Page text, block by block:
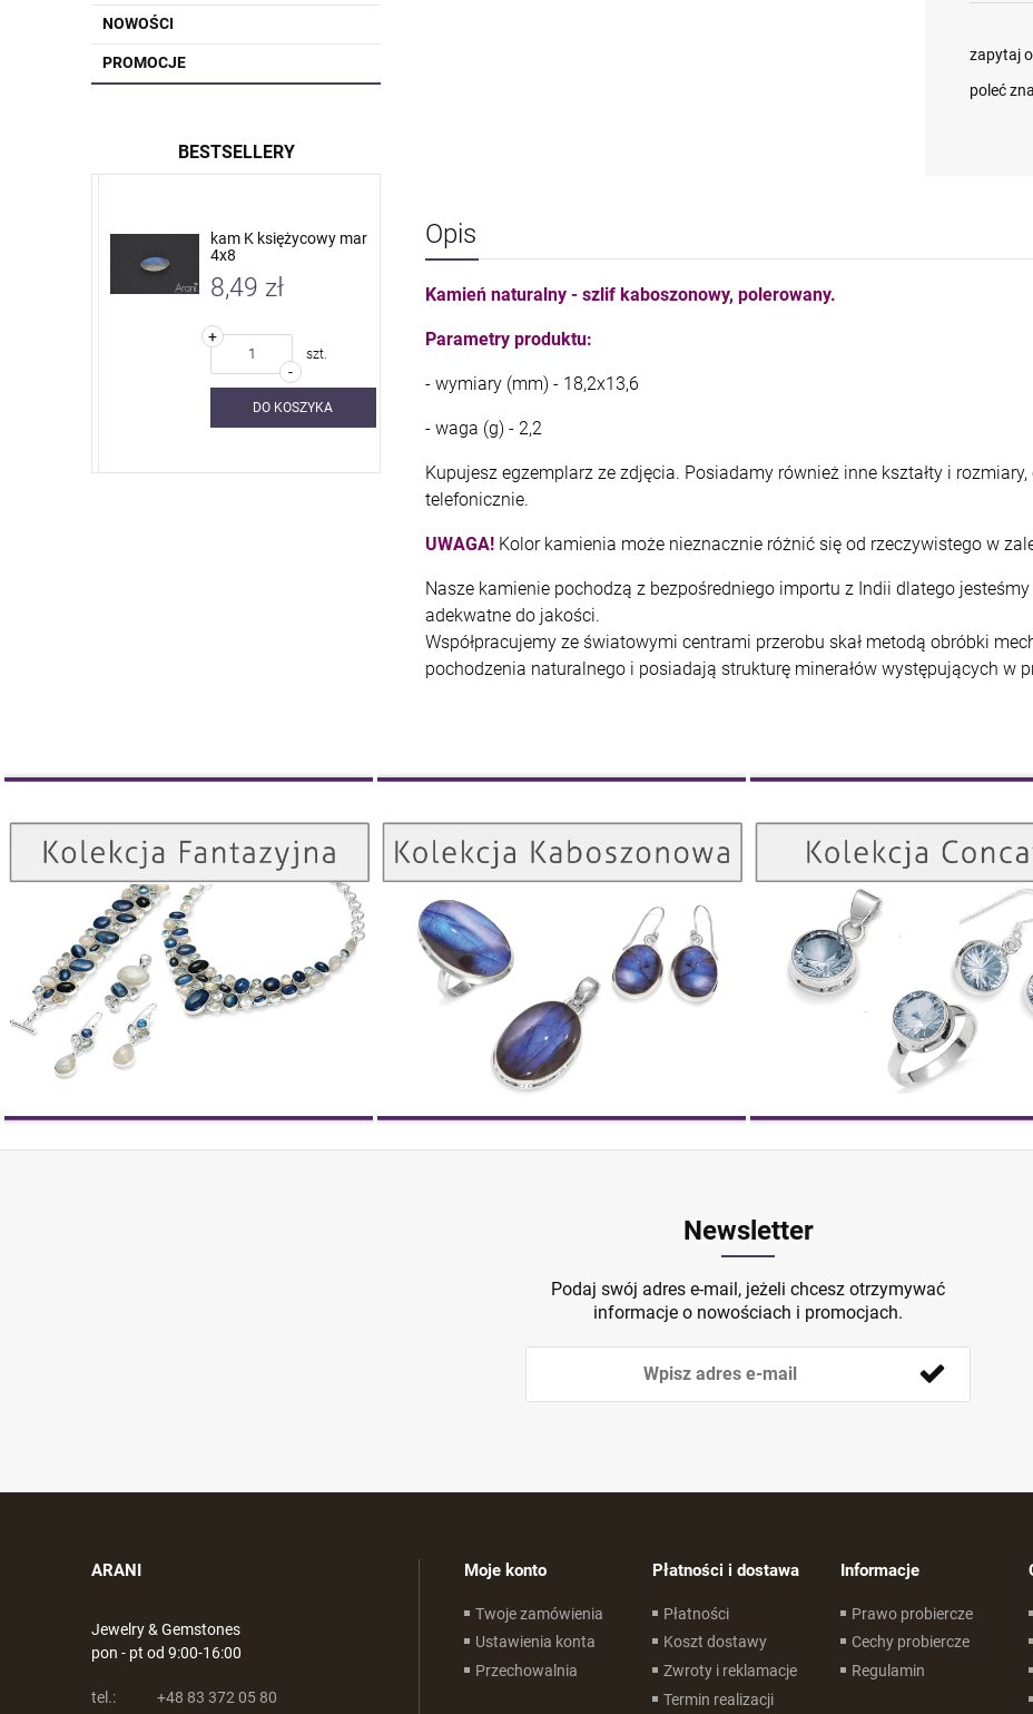
NOWOŚCI
PROMOCJE
BESTSELLERY
kam K księżycowy mar
4x8
8,49 zł
+
szt.
DO KOSZYKA
4,71 zł
+
7,11 zł
zapytaj
poleć
Opis
Kamień naturalny - szlif kaboszonowy, polerowany.
Parametry produktu:
- wymiary (mm) - 18,2x13,6
- waga (g) - 2,2
Kupujesz egzemplarz ze zdjęcia. Posiadamy również inne kształty i
telefonicznie.
UWAGA! Kolor kamienia może nieznacznie różnić się od rzeczywistego w
Nasze kamienie pochodzą z bezpośredniego importu z Indii dlatego
adekwatne do jakości.
Współpracujemy ze światowymi centrami przerobu skał metodą obróbki
pochodzenia naturalnego i posiadają strukturę minerałów występujących w
Kolekcja Fantazyjna
ZOBACZ
Kolekcja Kaboszonowa
ZOBACZ
Newsletter
Podaj swój adres e-mail, jeżeli chcesz otrzymywać
informacje o nowościach i promocjach.
ARANI
Jewelry & Gemstones
pon - pt od 9:00-16:00
tel.: +48 83 372 05 80
Moje konto
Twoje zamówienia
Ustawienia konta
Przechowalnia
Płatności i dostawa
Płatności
Koszt dostawy
Zwroty i reklamacje
Termin realizacji
Informacje
Prawo probiercze
Cechy probiercze
Regulamin